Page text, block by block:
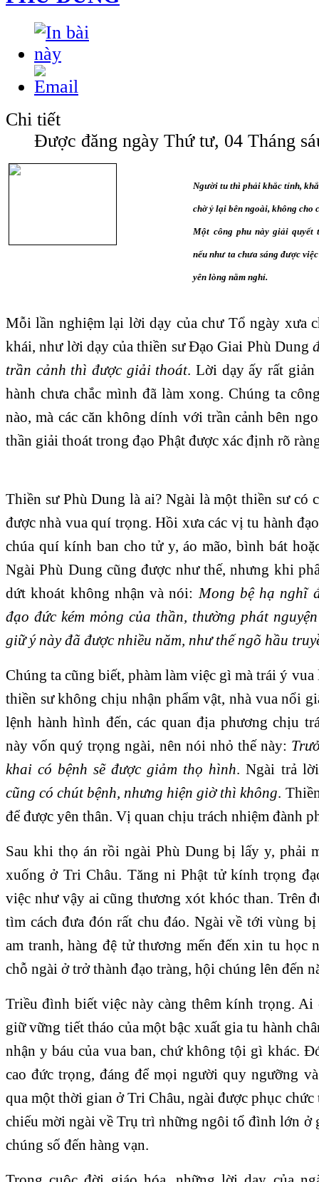
Chi tiết
Được đăng ngày Thứ tư, 04 Tháng
Người tu thì phải khắc tỉnh,
chờ ỷ lại bên ngoài, không cho
Một công phu này giải quyết
nếu như ta chưa sáng được
yên lòng nằm nghỉ.
Mỗi lần nghiệm lại lời dạy của chư Tổ ngày xưa
khái, như lời dạy của thiền sư Đạo Giai Phù Dung
trần cảnh thì được giải thoát. Lời dạy ấy rất
hành chưa chắc mình đã làm xong. Chúng ta
nào, mà các căn không dính với trần cảnh bên
thần giải thoát trong đạo Phật được xác định rõ
Thiền sư Phù Dung là ai? Ngài là một thiền sư có
được nhà vua quí trọng. Hồi xưa các vị tu hành
chúa quí kính ban cho tử y, áo mão, bình bát
Ngài Phù Dung cũng được như thế, nhưng khi
dứt khoát không nhận và nói:Mong bệ hạ nghĩ
đạo đức kém mỏng của thần, thường phát
giữ ý này đã được nhiều năm, như thế ngõ hầu
Chúng ta cũng biết, phàm làm việc gì mà trái ý
thiền sư không chịu nhận phẩm vật, nhà vua nổi
lệnh hành hình đến, các quan địa phương chịu
này vốn quý trọng ngài, nên nói nhỏ thế này:
khai có bệnh sẽ được giảm thọ hình. Ngài trả
cũng có chút bệnh, nhưng hiện giờ thì không.
để được yên thân. Vị quan chịu trách nhiệm đành
Sau khi thọ án rồi ngài Phù Dung bị lấy y, phải
xuống ở Tri Châu. Tăng ni Phật tử kính trọng
việc như vậy ai cũng thương xót khóc than. Trên
tìm cách đưa đón rất chu đáo. Ngài về tới vùng
am tranh, hàng đệ tử thương mến đến xin tu học
chỗ ngài ở trở thành đạo tràng, hội chúng lên đến
Triều đình biết việc này càng thêm kính trọng.
giữ vững tiết tháo của một bậc xuất gia tu hành
nhận y báu của vua ban, chứ không tội gì khác.
cao đức trọng, đáng để mọi người quy ngưỡng
qua một thời gian ở Tri Châu, ngài được phục
chiếu mời ngài về Trụ trì những ngôi tổ đình lớn ở
chúng số đến hàng vạn.